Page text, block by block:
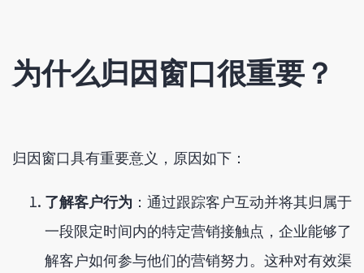
为什么归因窗口很重要？
归因窗口具有重要意义，原因如下：
了解客户行为 ：通过跟踪客户互动并将其归属于
一段限定时间内的特定营销接触点，企业能够了
解客户如何参与他们的营销努力。这种对有效渠